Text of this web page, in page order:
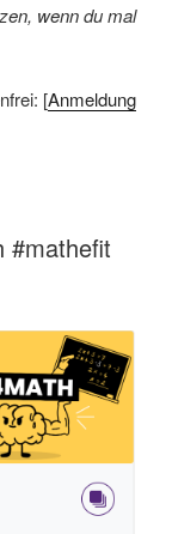
wenn du mal
[Anmeldung
#mathefit